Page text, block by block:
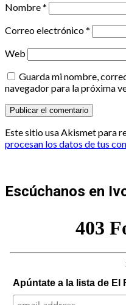
Nombre*
Correo electrónico*
Web
Guarda mi nombre,
navegador para la próxima
Este sitio usa Akismet para
procesan los datos de tus
Escúchanos en
Apúntate a la lista de El